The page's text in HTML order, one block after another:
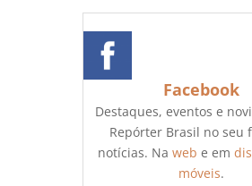
Facebook
Destaques, eventos e
Repórter Brasil no seu
notícias. Na web e em
móveis.